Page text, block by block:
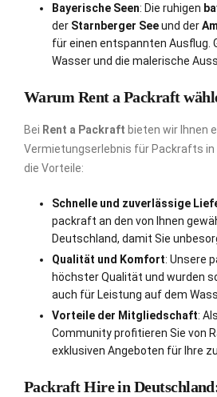
Bayerische Seen: Die ruhigen
der Starnberger Seeund der
für einen entspannten Ausflug.
Wasser und die malerische
Warum Rent a Packraft
Bei Rent a Packraft bieten wir Ihnen
Vermietungserlebnis für Packrafts in
die Vorteile:
Schnelle und zuverlässige
packraft an den von Ihnen
Deutschland, damit Sie
Qualität und Komfort: Unsere
höchster Qualität und wurden
auch für Leistung auf dem
Vorteile der Mitgliedschaft:
Community profitieren Sie von
exklusiven Angeboten für Ihre
Packraft Hire in